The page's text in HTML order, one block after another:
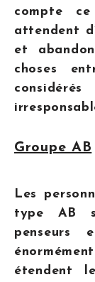
compte
attendent
et
choses
Groupe AB
Les
type AB
penseurs
étendent